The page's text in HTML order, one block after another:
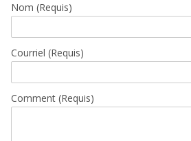
Nom (Requis)
Courriel (Requis)
Comment (Requis)